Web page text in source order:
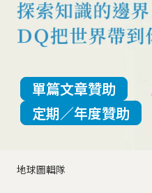
地球圖輯隊
單篇文章贊助
定期／年度贊助